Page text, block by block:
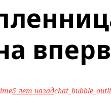
5 лет назад